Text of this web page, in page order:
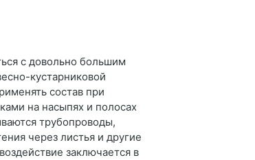
с довольно большим
кустарниковой
состав при
на насыпях и полосах
трубопроводы,
через листья и другие
заключается в